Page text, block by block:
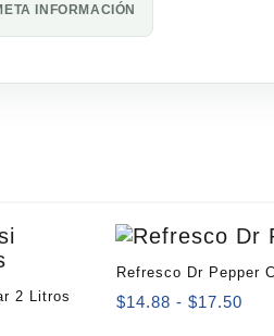
INFORMACIÓN
2 Litros
Refresco Dr Pepper
355 ml
$14.88 - $17.50